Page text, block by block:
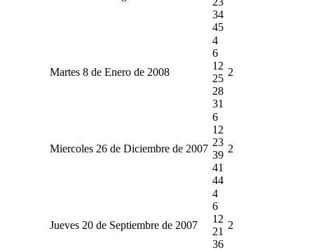
34
45
Martes 8 de Enero de 2008
4
6
12
25
28
31
2
Miercoles 26 de Diciembre de 2007
6
12
23
39
41
44
2
Jueves 20 de Septiembre de 2007
4
6
12
21
36
2